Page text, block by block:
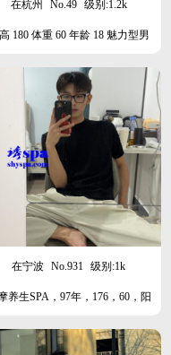
在杭州 No.49 级别:1.2k
180 体重 60 年龄 18 魅力型男
在宁波 No.931 级别:1k
养生SPA，97年，176，60，阳